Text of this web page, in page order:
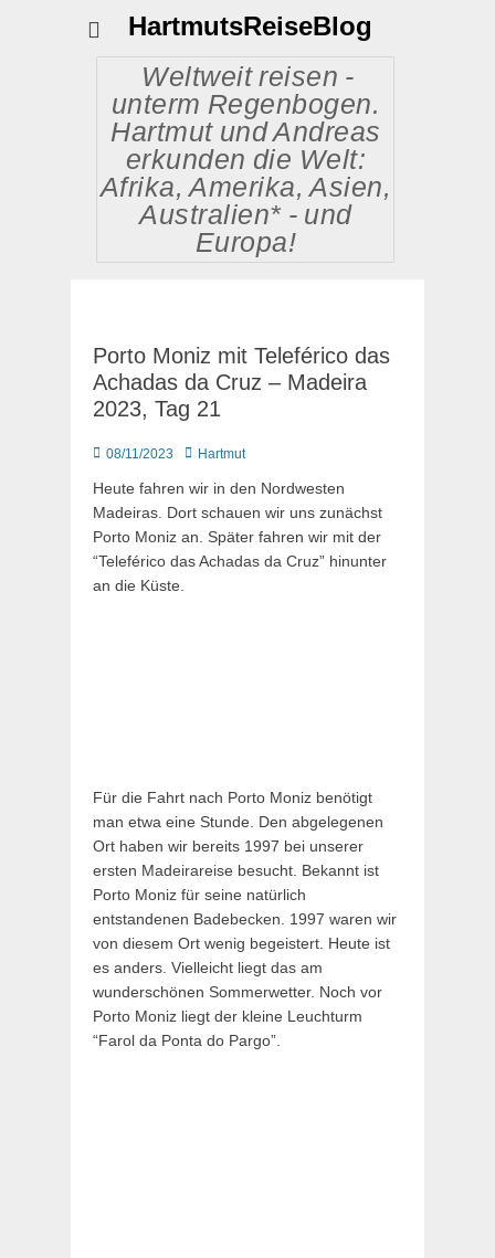
HartmutsReiseBlog
Weltweit reisen -
unterm Regenbogen.
Hartmut und Andreas
erkunden die Welt:
Afrika, Amerika, Asien,
Australien* - und
Europa!
Porto Moniz mit Teleférico das
Achadas da Cruz – Madeira
2023, Tag 21
Posted
08/11/2023 AutorHartmut
Heute fahren wir in den Nordwesten
Madeiras. Dort schauen wir uns zunächst
Porto Moniz an. Später fahren wir mit der
“Teleférico das Achadas da Cruz” hinunter
an die Küste.
Für die Fahrt nach Porto Moniz benötigt
man etwa eine Stunde. Den abgelegenen
Ort haben wir bereits 1997 bei unserer
ersten Madeirareise besucht. Bekannt ist
Porto Moniz für seine natürlich
entstandenen Badebecken. 1997 waren wir
von diesem Ort wenig begeistert. Heute ist
es anders. Vielleicht liegt das am
wunderschönen Sommerwetter. Noch vor
Porto Moniz liegt der kleine Leuchturm
“Farol da Ponta do Pargo”.